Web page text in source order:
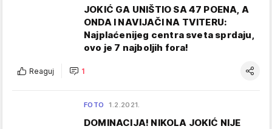
JOKIĆ GA UNIŠTIO SA 47 POENA, A
ONDA I NAVIJAČI NA TVITERU:
Najplaćenijeg centra sveta sprdaju,
ovo je 7 najboljih fora!
Reaguj 1
FOTO 1.2.2021.
DOMINACIJA! NIKOLA JOKIĆ NIJE